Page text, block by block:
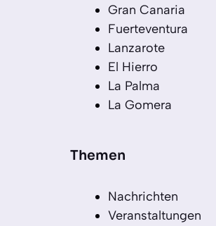
Gran Canaria
Fuerteventura
Lanzarote
El Hierro
La Palma
La Gomera
Themen
Nachrichten
Veranstaltungen